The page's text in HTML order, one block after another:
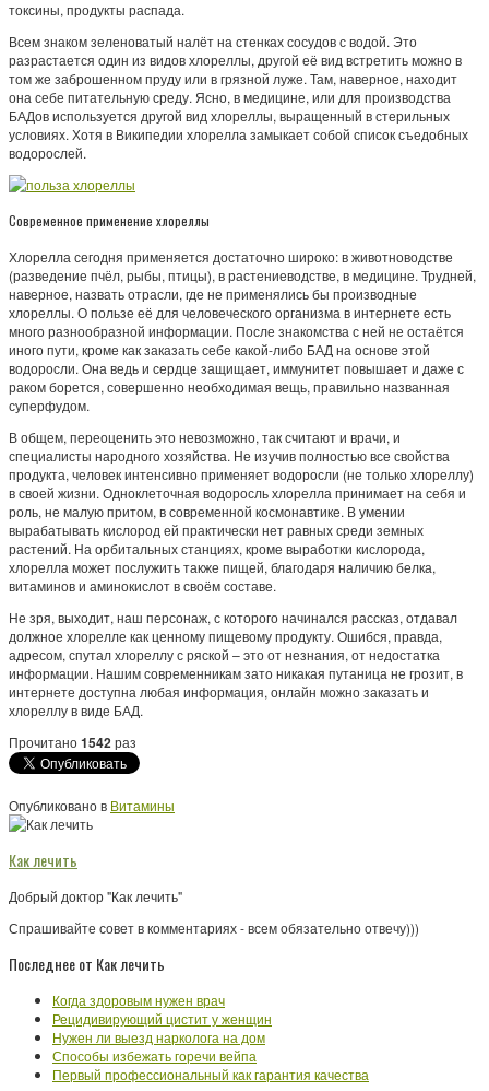
токсины, продукты распада.
Всем знаком зеленоватый налёт на стенках сосудов с водой. Это
разрастается один из видов хлореллы, другой её вид встретить можно в
том же заброшенном пруду или в грязной луже. Там, наверное, находит
она себе питательную среду. Ясно, в медицине, или для производства
БАДов используется другой вид хлореллы, выращенный в стерильных
условиях. Хотя в Википедии хлорелла замыкает собой список съедобных
водорослей.
Современное применение хлореллы
Хлорелла сегодня применяется достаточно широко: в животноводстве
(разведение пчёл, рыбы, птицы), в растениеводстве, в медицине. Трудней,
наверное, назвать отрасли, где не применялись бы производные
хлореллы. О пользе её для человеческого организма в интернете есть
много разнообразной информации. После знакомства с ней не остаётся
иного пути, кроме как заказать себе какой-либо БАД на основе этой
водоросли. Она ведь и сердце защищает, иммунитет повышает и даже с
раком борется, совершенно необходимая вещь, правильно названная
суперфудом.
В общем, переоценить это невозможно, так считают и врачи, и
специалисты народного хозяйства. Не изучив полностью все свойства
продукта, человек интенсивно применяет водоросли (не только хлореллу)
в своей жизни. Одноклеточная водоросль хлорелла принимает на себя и
роль, не малую притом, в современной космонавтике. В умении
вырабатывать кислород ей практически нет равных среди земных
растений. На орбитальных станциях, кроме выработки кислорода,
хлорелла может послужить также пищей, благодаря наличию белка,
витаминов и аминокислот в своём составе.
Не зря, выходит, наш персонаж, с которого начинался рассказ, отдавал
должное хлорелле как ценному пищевому продукту. Ошибся, правда,
адресом, спутал хлореллу с ряской – это от незнания, от недостатка
информации. Нашим современникам зато никакая путаница не грозит, в
интернете доступна любая информация, онлайн можно заказать и
хлореллу в виде БАД.
Прочитано1542раз
Опубликовано в Витамины
Как лечить
Добрый доктор "Как лечить"
Спрашивайте совет в комментариях - всем обязательно отвечу)))
Последнее от Как лечить
Когда здоровым нужен врач
Рецидивирующий цистит у женщин
Нужен ли выезд нарколога на дом
Способы избежать горечи вейпа
Первый профессиональный как гарантия качества